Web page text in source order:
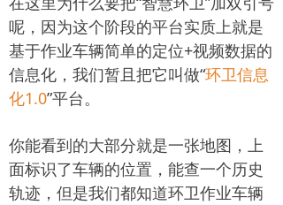
呢，因为这个阶段的平台实质上就是
基于作业车辆简单的定位+视频数据的
信息化，我们暂且把它叫做“环卫信息
化1.0”平台。
你能看到的大部分就是一张地图，上
面标识了车辆的位置，能查一个历史
轨迹，但是我们都知道环卫作业车辆